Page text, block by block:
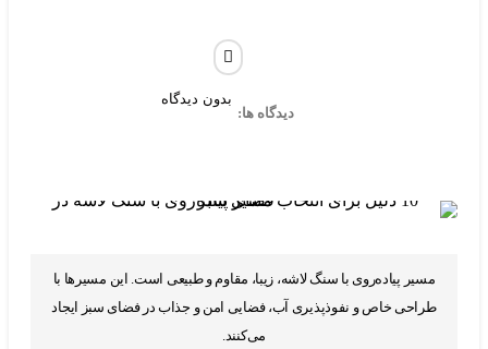
بدون دیدگاه
پیاده‌روی با سنگ لاشه، زیبا، مقاوم و طبیعی است. این مسیرها با
خاص و نفوذپذیری آب، فضایی امن و جذاب در فضای سبز ایجاد